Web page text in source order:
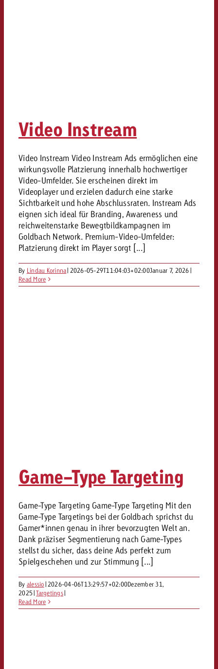
Video Instream
Video Instream Video Instream Ads ermöglichen eine
wirkungsvolle Platzierung innerhalb hochwertiger
Video-Umfelder. Sie erscheinen direkt im
Videoplayer und erzielen dadurch eine starke
Sichtbarkeit und hohe Abschlussraten. Instream Ads
eignen sich ideal für Branding, Awareness und
reichweitenstarke Bewegtbildkampagnen im
Goldbach Network. Premium-Video-Umfelder:
Platzierung direkt im Player sorgt [...]
By Lindau Korinna| 2026-05-29T11:04:03+02:00Januar 7, 2026|
Read More
Game-Type Targeting
Game-Type Targeting Game-Type Targeting Mit den
Game-Type Targetings bei der Goldbach sprichst du
Gamer*innen genau in ihrer bevorzugten Welt an.
Dank präziser Segmentierung nach Game-Types
stellst du sicher, dass deine Ads perfekt zum
Spielgeschehen und zur Stimmung [...]
By alessio| 2026-04-06T13:29:57+02:00Dezember 31,
2025|Targetings|
Read More